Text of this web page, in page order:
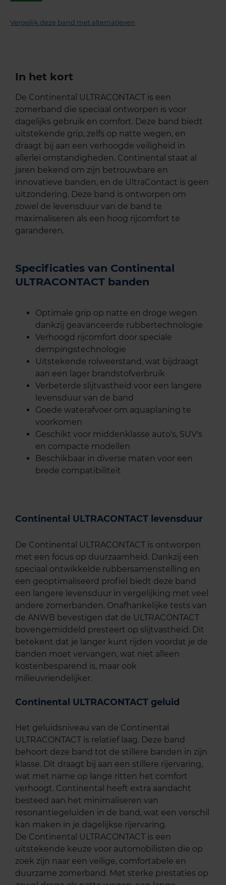
Vergelijk deze band met alternatieven
In het kort
De Continental ULTRACONTACT is een
zomerband die speciaal ontworpen is voor
dagelijks gebruik en comfort. Deze band biedt
uitstekende grip, zelfs op natte wegen, en
draagt bij aan een verhoogde veiligheid in
allerlei omstandigheden. Continental staat al
jaren bekend om zijn betrouwbare en
innovatieve banden, en de UltraContact is geen
uitzondering. Deze band is ontworpen om
zowel de levensduur van de band te
maximaliseren als een hoog rijcomfort te
garanderen.
Specificaties van Continental
ULTRACONTACT banden
Optimale grip op natte en droge wegen
dankzij geavanceerde rubbertechnologie
Verhoogd rijcomfort door speciale
dempingstechnologie
Uitstekende rolweerstand, wat bijdraagt
aan een lager brandstofverbruik
Verbeterde slijtvastheid voor een langere
levensduur van de band
Goede waterafvoer om aquaplaning te
voorkomen
Geschikt voor middenklasse auto's, SUV's
en compacte modellen
Beschikbaar in diverse maten voor een
brede compatibiliteit
Continental ULTRACONTACT levensduur
De Continental ULTRACONTACT is ontworpen
met een focus op duurzaamheid. Dankzij een
speciaal ontwikkelde rubbersamenstelling en
een geoptimaliseerd profiel biedt deze band
een langere levensduur in vergelijking met veel
andere zomerbanden. Onafhankelijke tests van
de ANWB bevestigen dat de ULTRACONTACT
bovengemiddeld presteert op slijtvastheid. Dit
betekent dat je langer kunt rijden voordat je de
banden moet vervangen, wat niet alleen
kostenbesparend is, maar ook
milieuvriendelijker.
Continental ULTRACONTACT geluid
Het geluidsniveau van de Continental
ULTRACONTACT is relatief laag. Deze band
behoort deze band tot de stillere banden in zijn
klasse. Dit draagt bij aan een stillere rijervaring,
wat met name op lange ritten het comfort
verhoogt. Continental heeft extra aandacht
besteed aan het minimaliseren van
resonantiegeluiden in de band, wat een verschil
kan maken in je dagelijkse rijervaring.
De Continental ULTRACONTACT is een
uitstekende keuze voor automobilisten die op
zoek zijn naar een veilige, comfortabele en
duurzame zomerband. Met sterke prestaties op